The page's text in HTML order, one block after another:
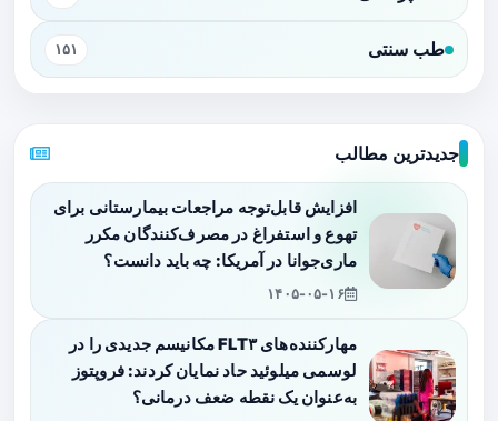
طب سنتی ۱۵۱
جدیدترین مطالب
افزایش قابل‌توجه مراجعات بیمارستانی برای
تهوع و استفراغ در مصرف‌کنندگان مکرر
ماری‌جوانا در آمریکا: چه باید دانست؟
۱۴۰۵-۰۵-۱۶
مهارکننده‌های FLT۳ مکانیسم جدیدی را در
لوسمی میلوئید حاد نمایان کردند: فروپتوز
به‌عنوان یک نقطه ضعف درمانی؟